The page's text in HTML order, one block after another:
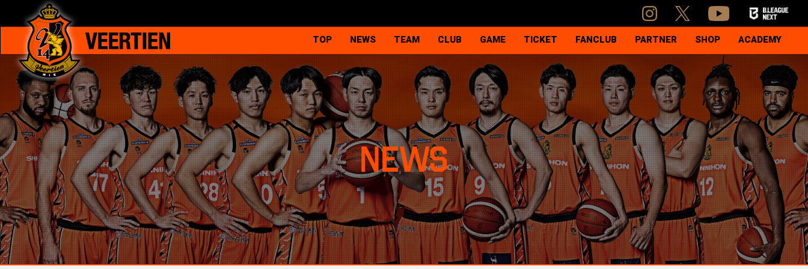
TOP NEWS TEAM
スタッフ
ヴィアティン三重チア
CLUB
クラブ概要
代表挨拶・理念
GAME
試合日程＆結果
順位表
観戦マナー＆ルール
新型コロナウイルス感染症対策
TICKET
チケット
シーズンシート
FANCLUB PARTNER SHOP ACADEMY
アカデミー活動指針
U15概要
U15コーチ紹介
U15選手紹介
U15試合日程・結果
スクール
NEWS